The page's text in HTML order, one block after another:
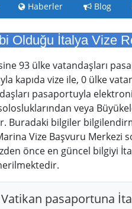
Haberler Blog
Olduğu İtalya Vize
93 ülke vatandaşları
kapıda vize ile, 0 ülke
pasaportuyla
veya
Buradaki bilgiler
Vize Başvuru Merkezi
önce en güncel bilgiyi
Vatikan pasaportuna